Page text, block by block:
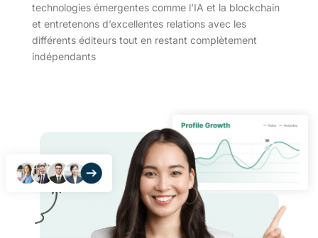
technologies émergentes comme l’IA et la blockchain
et entretenons d’excellentes relations avec les
différents éditeurs tout en restant complètement
indépendants